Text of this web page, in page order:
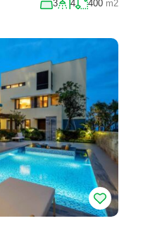
3 4 400 m2